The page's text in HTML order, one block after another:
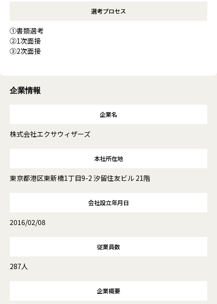
選考プロセス
①書類選考
②1次面接
③2次面接
企業情報
企業名
株式会社エクサウィザーズ
本社所在地
東京都港区東新橋1丁目9-2 汐留住友ビル 21階
会社設立年月日
2016/02/08
従業員数
287人
企業概要